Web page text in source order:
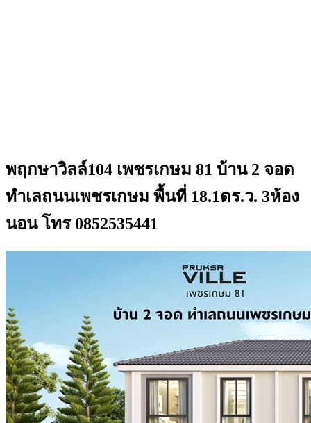
พฤกษาวิลล์104 เพชรเกษม 81 บ้าน 2 จอด
ทำเลถนนเพชรเกษม พื้นที่ 18.1ตร.ว. 3ห้อง
นอน โทร 0852535441